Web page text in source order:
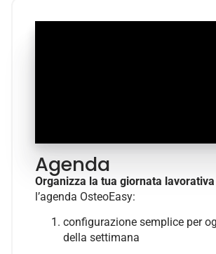
Agenda
Organizza la tua giornata lavorativa
l’agenda OsteoEasy:
configurazione semplice per
della settimana